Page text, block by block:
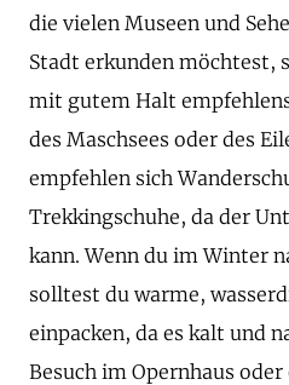
die vielen Museen und
Stadt erkunden möchtest,
mit gutem Halt
des Maschsees oder des
empfehlen sich
Trekkingschuhe, da der
kann. Wenn du im Winter
solltest du warme,
einpacken, da es kalt und
Besuch im Opernhaus